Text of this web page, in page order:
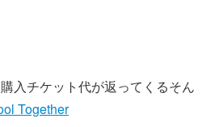
入チケット代が返ってくるそん
Together